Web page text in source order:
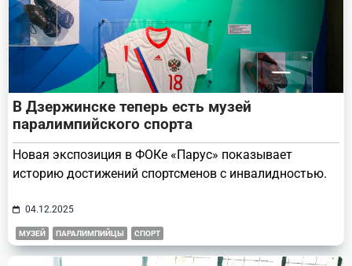
В Дзержинске теперь есть музей
паралимпийского спорта
Новая экспозиция в ФОКе «Парус» показывает
историю достижений спортсменов с инвалидностью.
04.12.2025
МУЗЕЙ ПАРАЛИМПИЙЦЫ СПОРТ